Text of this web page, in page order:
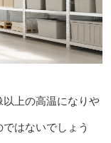
上の高温になりや
はないでしょう